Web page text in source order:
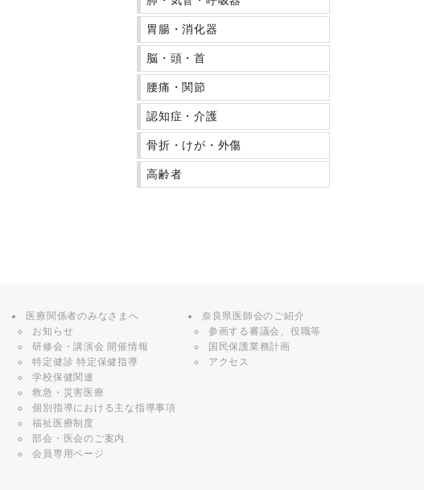
胃腸・消化器
脳・頭・首
腰痛・関節
認知症・介護
骨折・けが・外傷
高齢者
医療関係者のみなさまへ
お知らせ
研修会・講演会 開催情報
特定健診 特定保健指導
学校保健関連
救急・災害医療
個別指導における主な指導事項
福祉医療制度
部会・医会のご案内
会員専用ページ
奈良県医師会のご紹介
参画する審議会、役職等
国民保護業務計画
アクセス